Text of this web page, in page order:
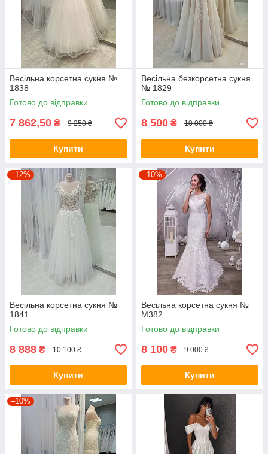
Весільна корсетна сукня №
1838
Готово до відправки
7 862,50 ₴ 9 250 ₴
Купити
Весільна безкорсетна сукня
№ 1829
Готово до відправки
8 500 ₴ 10 000 ₴
Купити
–12%
Весільна корсетна сукня №
1841
Готово до відправки
8 888 ₴ 10 100 ₴
Купити
–10%
Весільна корсетна сукня №
M382
Готово до відправки
8 100 ₴ 9 000 ₴
Купити
–10%